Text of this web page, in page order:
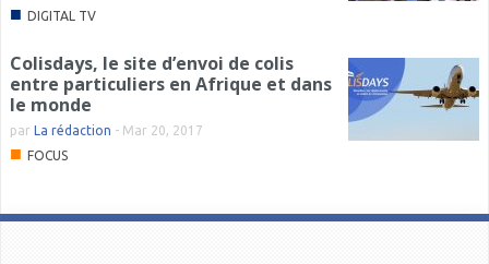
■ DIGITAL TV
Colisdays, le site d’envoi de colis
entre particuliers en Afrique et dans
le monde
par La rédaction - Mar 20, 2017
■ FOCUS